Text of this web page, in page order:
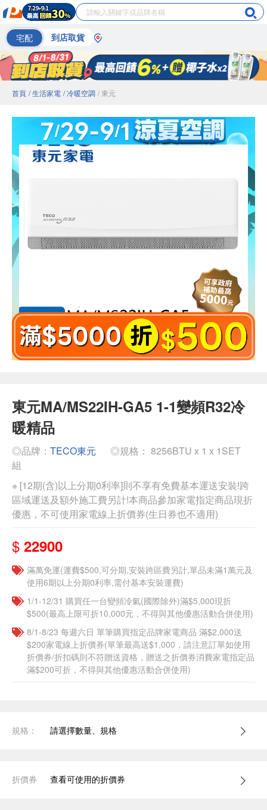
宅配 到店取貨
首頁 / 生活家電 / 冷暖空調 / 東元
東元MA/MS22IH-GA5 1-1變頻R32冷
暖精品
◎品牌： TECO東元
◎規格： 8256BTU x 1 x 1SET
組
※ [12期(含)以上分期0利率]則不享有免費基本運送安裝!跨
區域運送及額外施工費另計!本商品參加家電指定商品現折
優惠，不可使用家電線上折價券(生日券也不適用)
$ 22900
滿萬免運(運費$500,可分期,安裝跨區費另計,單品未滿1萬元及
使用6期以上分期0利率,需付基本安裝運費)
1/1-12/31 購買任一台變頻冷氣(國際除外)滿$5,000現折
$500(最高上限可折10,000元，不得與其他優惠活動合併使用)
8/1-8/23 每週六日 單筆購買指定品牌家電商品 滿$2,000送
$200家電線上折價券(單筆最高送$1,000，請注意訂單如使用
折價券/折扣碼則不符贈送資格，贈送之折價券消費家電指定品
滿$200可折，不得與其他優惠活動合併使用)
規格： 請選擇數量、規格
折價券 查看可使用的折價券